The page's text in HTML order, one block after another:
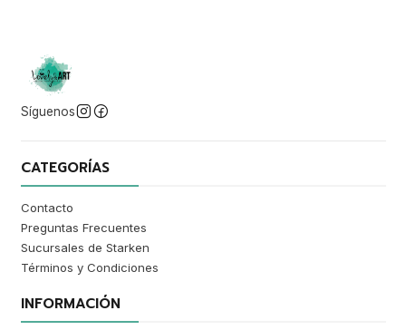
Síguenos
CATEGORÍAS
Contacto
Preguntas Frecuentes
Sucursales de Starken
Términos y Condiciones
INFORMACIÓN